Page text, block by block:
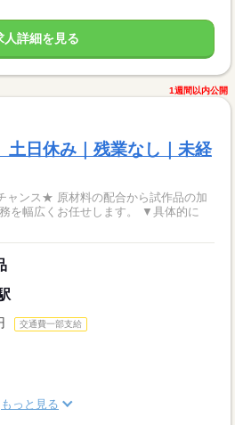
人詳細を見る
1週間以内公開
土日休み｜残業なし｜未経
ャンス★ 原材料の配合から試作品の加
くお任せします。 ▼具体的に
交通費一部支給
もっと見る